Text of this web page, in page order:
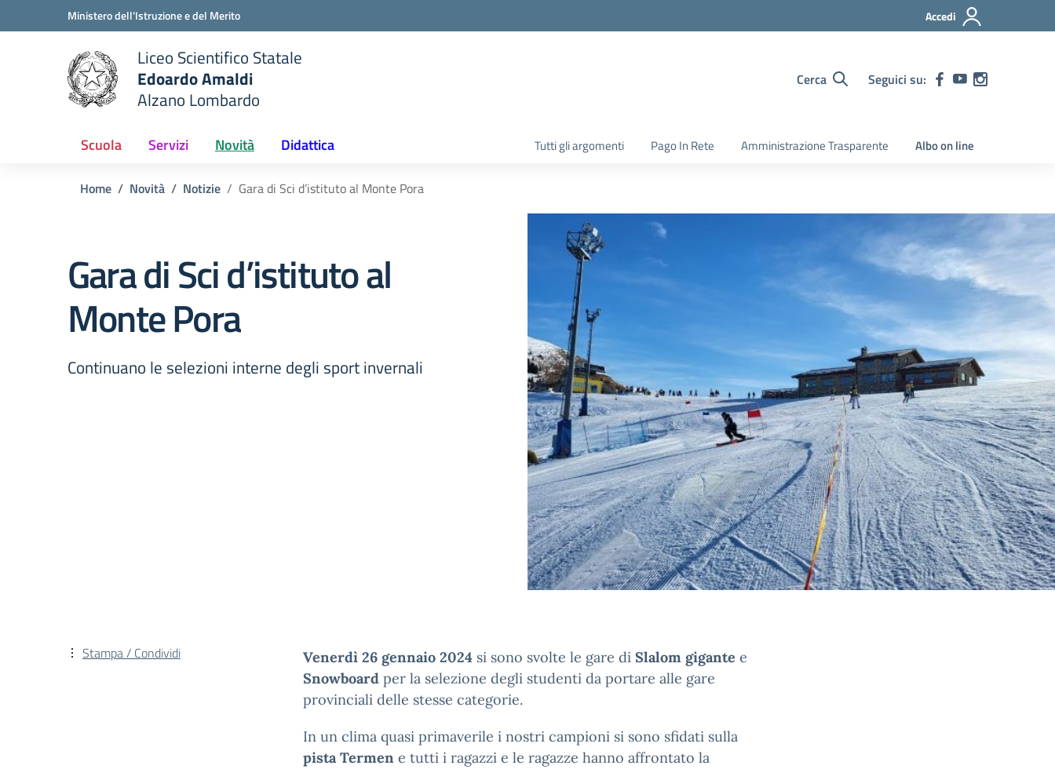
Vai ai contenuti
Vai al menu di navigazioneMinistero dell'Istruzione e del Merito Accedi
scuola
Liceo Scientifico Statale
Edoardo Amaldi
Alzano Lombardo
Cerca Seguici su:
Scuola Servizi Novità Didattica Tutti gli argomenti Pago In Rete Amministrazione Trasparente Albo on line
Home Novità Notizie Gara di Sci d’istituto al Monte Pora
Gara di Sci d’istituto al
Monte Pora
Continuano le selezioni interne degli sport invernali
Venerdì 26 gennaio 2024 si sono svolte le gare di Slalom gigante e
Snowboard per la selezione degli studenti da portare alle gare
provinciali delle stesse categorie.
In un clima quasi primaverile i nostri campioni si sono sfidati sulla
pista Termen e tutti i ragazzi e le ragazze hanno affrontato la
Stampa / Condividi